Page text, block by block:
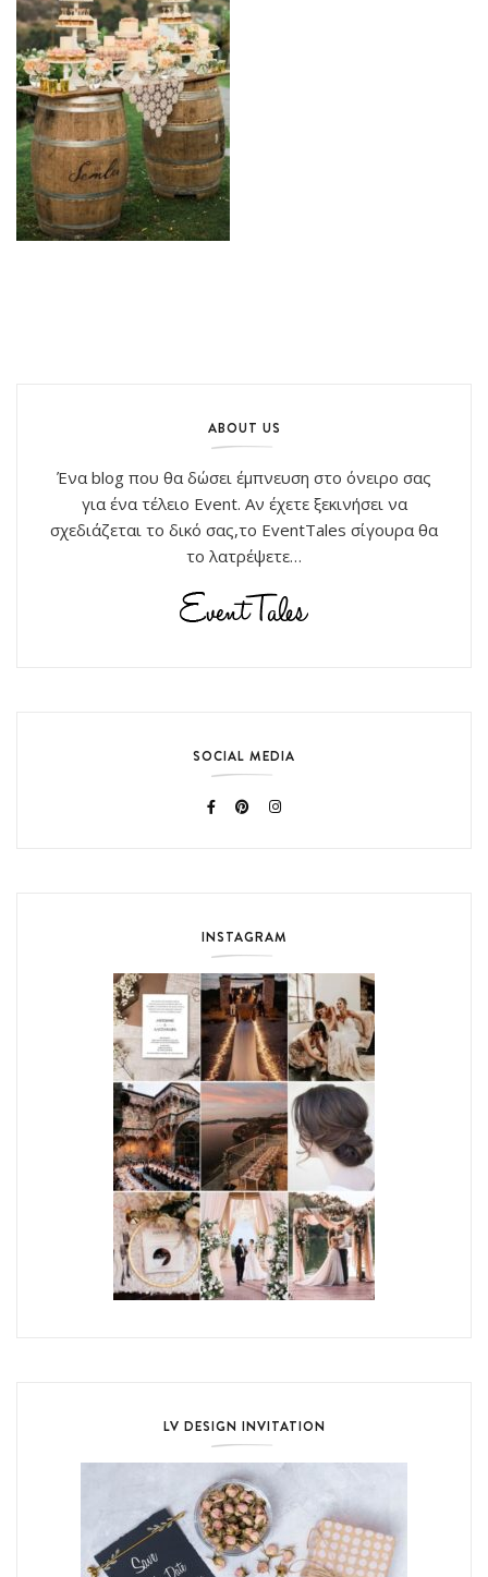
ABOUT US
Ένα blog που θα δώσει έμπνευση στο όνειρο σας
για ένα τέλειο Event. Αν έχετε ξεκινήσει να
σχεδιάζεται το δικό σας,το EventTales σίγουρα θα
το λατρέψετε…
SOCIAL MEDIA
INSTAGRAM
LV DESIGN INVITATION